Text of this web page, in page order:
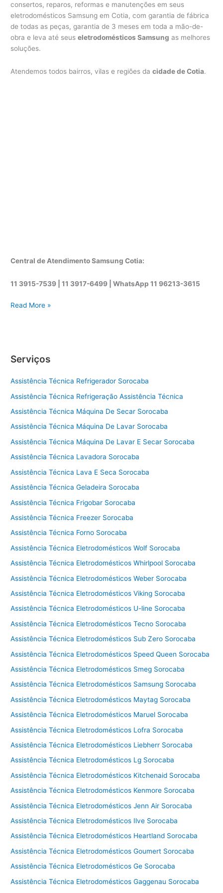
consertos, reparos, reformas e manutenções em seus
eletrodomésticos Samsung em Cotia, com garantia de fábrica
de todas as peças, garantia de 3 meses em toda a mão-de-
obra e leva até seuseletrodomésticos Samsung as melhores
soluções.
Atendemos todos bairros, vilas e regiões dacidade de Cotia.
Central de Atendimento Samsung Cotia:
11 3915-7539 | 11 3917-6499 |WhatsApp11 96213-3615
A
t
n
c
a
t
n
a
S
s
u
g
C
o
i
a
Read More »
Serviços
Assistência Técnica Refrigerador Sorocaba
Assistência Técnica Refrigeração Assistência Técnica
Assistência Técnica Máquina De Secar Sorocaba
Assistência Técnica Máquina De Lavar Sorocaba
Assistência Técnica Máquina De Lavar E Secar Sorocaba
Assistência Técnica Lavadora Sorocaba
Assistência Técnica Lava E Seca Sorocaba
Assistência Técnica Geladeira Sorocaba
Assistência Técnica Frigobar Sorocaba
Assistência Técnica Freezer Sorocaba
Assistência Técnica Forno Sorocaba
Assistência Técnica Eletrodomésticos Wolf Sorocaba
Assistência Técnica Eletrodomésticos Whirlpool Sorocaba
Assistência Técnica Eletrodomésticos Weber Sorocaba
Assistência Técnica Eletrodomésticos Viking Sorocaba
Assistência Técnica Eletrodomésticos U-line Sorocaba
Assistência Técnica Eletrodomésticos Tecno Sorocaba
Assistência Técnica Eletrodomésticos Sub Zero Sorocaba
Assistência Técnica Eletrodomésticos Speed Queen Sorocaba
Assistência Técnica Eletrodomésticos Smeg Sorocaba
Assistência Técnica Eletrodomésticos Samsung Sorocaba
Assistência Técnica Eletrodomésticos Maytag Sorocaba
Assistência Técnica Eletrodomésticos Maruel Sorocaba
Assistência Técnica Eletrodomésticos Lofra Sorocaba
Assistência Técnica Eletrodomésticos Liebherr Sorocaba
Assistência Técnica Eletrodomésticos Lg Sorocaba
Assistência Técnica Eletrodomésticos Kitchenaid Sorocaba
Assistência Técnica Eletrodomésticos Kenmore Sorocaba
Assistência Técnica Eletrodomésticos Jenn Air Sorocaba
Assistência Técnica Eletrodomésticos Ilve Sorocaba
Assistência Técnica Eletrodomésticos Heartland Sorocaba
Assistência Técnica Eletrodomésticos Goumert Sorocaba
Assistência Técnica Eletrodomésticos Ge Sorocaba
Assistência Técnica Eletrodomésticos Gaggenau Sorocaba